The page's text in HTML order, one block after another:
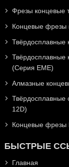
Фрезы концевые
Концевые фрезы
Твёрдосплавные
(Серия EME)
Алмазные
Твёрдосплавные
12D)
Концевые фрезы
БЫСТРЫЕ
Главная